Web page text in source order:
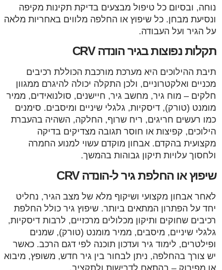
נוחה, ובסיום כל טיפול מבצעים בדיקת תקינות מקיפה
ונסיעת מבחן. כל שיפוץ או החלפה מלווים באחריות מלאה
על הגיר ועל העבודה.
תקלות נפוצות בגיר הונדה CRV
תיבת ההילוכים היא מערכת מורכבת הכוללת רכיבים
מכניים ואלקטרוניים, ולכן התקלה יכולה להיגרם ממגוון
חלקים – מוח גיר, מחשב גיר, חיישנים, סולנואידים, ממיר
מומנט (טורק), דיסקיות, גלגלי שיניים ומיסבים. סימנים
כמו רעשים חריגים, ריח שרוף, החלקה, השהיה בהעברת
הילוכים, קפיצות או חוסר תגובה מצדיקים בדיקה
מקצועית בהקדם. אבחון מוקדם עשוי למנוע החמרה
ולחסוך עלויות תיקון גבוהות בהמשך.
שיפוץ או החלפת גיר ל-הונדה CRV
לאחר אבחון מקצועי ושיקוף מלא של מצב הגיר, נחליט
יחד על הפתרון המתאים ביותר. שיפוץ גיר כולל החלפת
רכיבים שחוקים ותיקון מכלולים מרכזיים, לרבות דיסקיות,
גלגלי שיניים, מיסבים, ממיר מומנט (טורק), שמנים
ופילטרים, לימוד גיר ועדכון תוכנה לפי דגם הרכב. כאשר
יש צורך בהחלפה, ניתן לבחור בין גיר חדש, משופץ, מיבוא
או מפירוק – בהתאם לדרישות ולתקציב.